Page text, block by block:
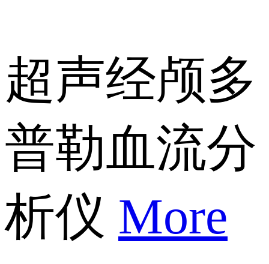
超声经颅多
普勒血流分
析仪 More